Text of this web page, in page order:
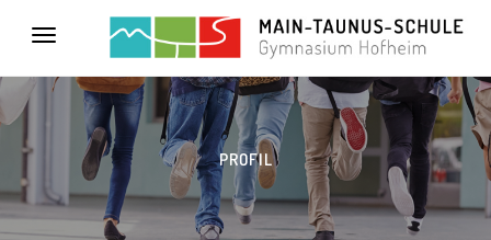
Toggle
PROFIL